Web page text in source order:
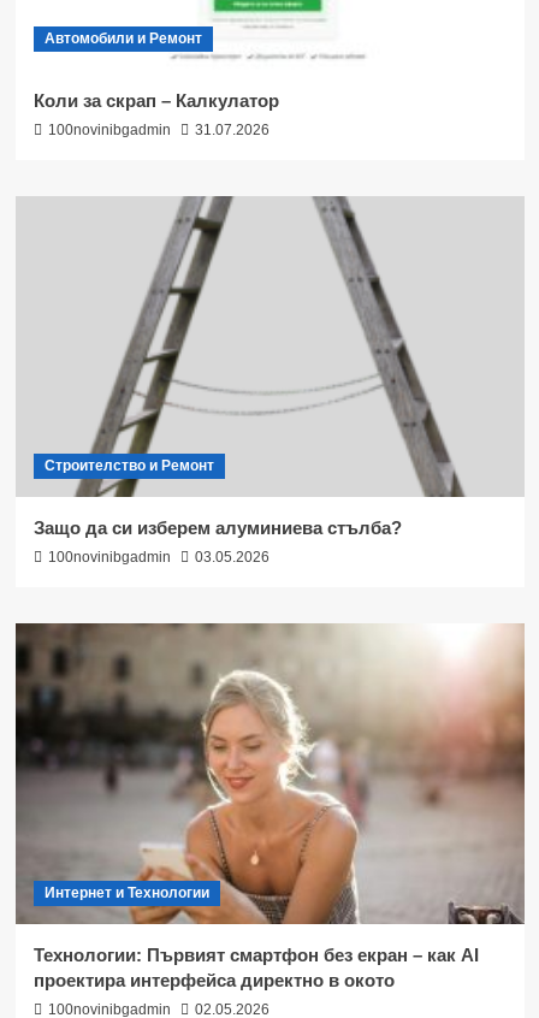
Автомобили и Ремонт
Коли за скрап – Калкулатор
100novinibgadmin 31.07.2026
Строителство и Ремонт
Защо да си изберем алуминиева стълба?
100novinibgadmin 03.05.2026
Интернет и Технологии
Технологии: Първият смартфон без екран – как AI
проектира интерфейса директно в окото
100novinibgadmin 02.05.2026